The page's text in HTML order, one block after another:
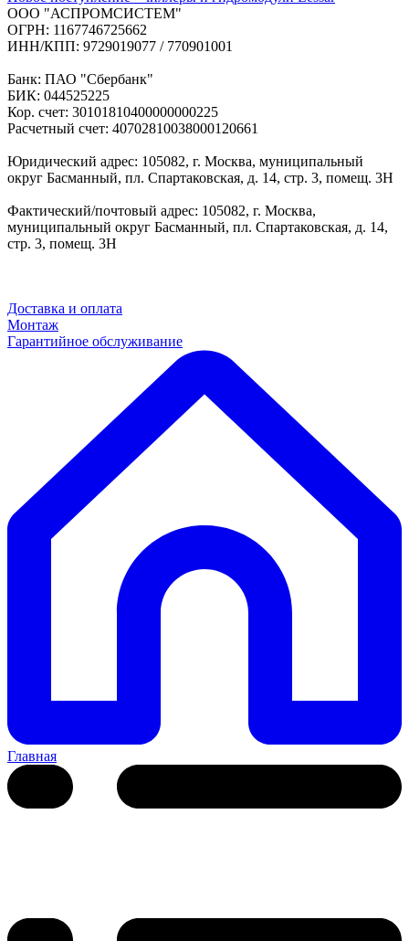
ООО "АСПРОМСИСТЕМ"
ОГРН: 1167746725662
ИНН/КПП: 9729019077 / 770901001
Банк: ПАО "Сбербанк"
БИК: 044525225
Кор. счет: 30101810400000000225
Расчетный счет: 40702810038000120661
Юридический адрес: 105082, г. Москва, муниципальный
округ Басманный, пл. Спартаковская, д. 14, стр. 3, помещ. 3Н
Фактический/почтовый адрес: 105082, г. Москва,
муниципальный округ Басманный, пл. Спартаковская, д. 14,
стр. 3, помещ. 3Н
Доставка и оплата
Монтаж
Гарантийное обслуживание
Главная